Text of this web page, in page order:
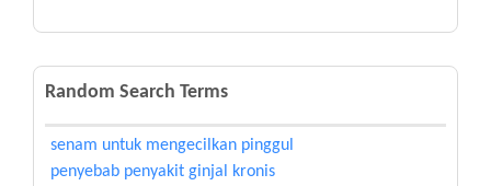
Random Search Terms
senam untuk mengecilkan pinggul
penyebab penyakit ginjal kronis